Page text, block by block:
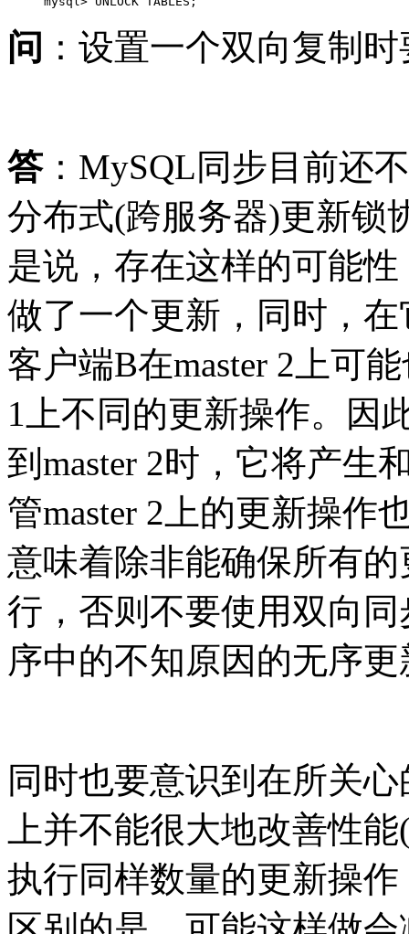
问 ：设置一个双向复制
答：MySQL同步目前还
分布式(跨服务器)更新锁
是说，存在这样的可能
做了一个更新，同时，在
客户端B在master 2上可
1上不同的更新操作。因
到master 2时，它将产生
管master 2上的更新操作
意味着除非能确保所有
行，否则不要使用双向
序中的不知原因的无序
同时也要意识到在所关
上并不能很大地改善性
执行同样数量的更新操